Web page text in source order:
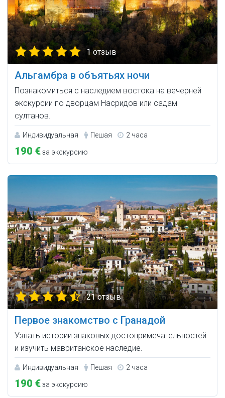
1 отзыв
Альгамбра в объятьях ночи
Познакомиться с наследием востока на вечерней
экскурсии по дворцам Насридов или садам
султанов.
Индивидуальная Пешая 2 часа
190 €за экскурсию
21 отзыв
Первое знакомство с Гранадой
Узнать истории знаковых достопримечательностей
и изучить мавританское наследие.
Индивидуальная Пешая 2 часа
190 €за экскурсию